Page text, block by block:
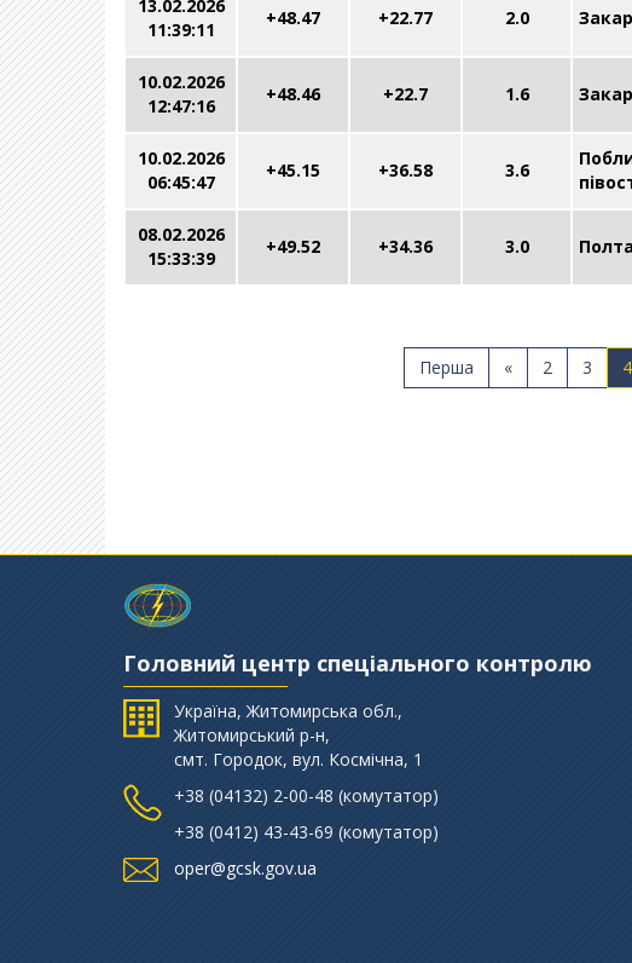
13.02.2026
11:39:11
+48.47 +22.77 2.0
10.02.2026
12:47:16
+48.46 +22.7 1.6
10.02.2026
06:45:47
+45.15 +36.58 3.6
08.02.2026
15:33:39
+49.52 +34.36 3.0
Перша « 2 3 4
Головний центр спеціального контролю
Україна, Житомирська обл.,
Житомирський р-н,
смт. Городок, вул. Космічна, 1
+38 (‎04132) 2-00-48 (комутатор)
+38 (0412) 43-43-69 (комутатор)
oper@gcsk.gov.ua